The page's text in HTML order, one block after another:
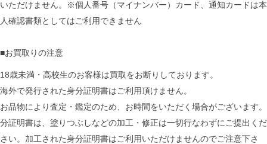
いただけません。※個人番号（マイナンバー）カード、通知カードは本
人確認書類としてはご利用できません
■お買取りの注意
18歳未満・高校生のお客様は買取をお断りしております。
海外で発行された身分証明書はご利用頂けません。
お品物により査定・鑑定のため、お時間をいただく場合がございます。
分証明書は、塗りつぶしなどの加工・修正は一切行なわずにご提出くだ
さい。加工された身分証明書はご利用いただけませんのでご注意下さ